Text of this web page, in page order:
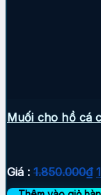
Muối cho hồ cá
Giá : 1.850.000₫